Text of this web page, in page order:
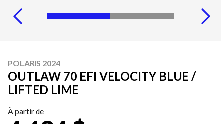
POLARIS 2024
OUTLAW 70 EFI VELOCITY BLUE /
LIFTED LIME
À partir de